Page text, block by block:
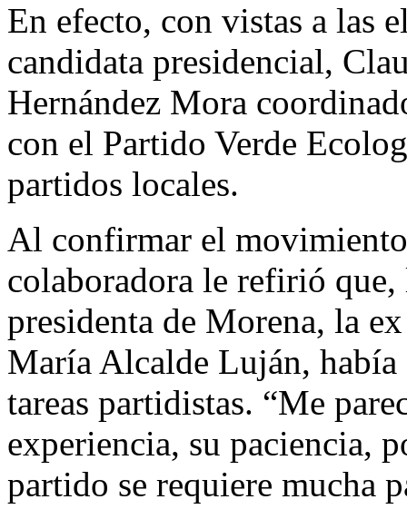
En efecto, con vistas a las
candidata presidencial,
Hernández Mora
con el Partido Verde
partidos locales.
Al confirmar el
colaboradora le refirió que,
presidenta de Morena, la
María Alcalde Luján, había
tareas partidistas. “Me
experiencia, su paciencia,
partido se requiere mucha